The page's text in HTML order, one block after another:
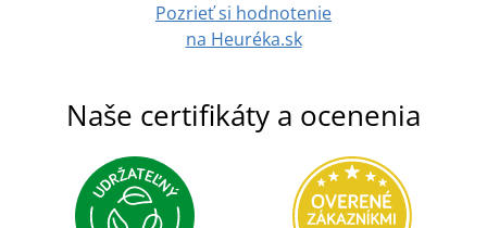
DETAIL
Pozrieť si hodnotenie
na Heuréka.sk
Naše certifikáty a ocenenia